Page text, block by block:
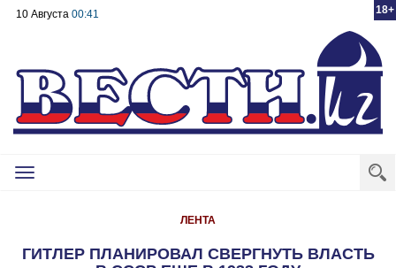
18+
10 Августа 00:41
Toggle
ЛЕНТА
ГИТЛЕР ПЛАНИРОВАЛ СВЕРГНУТЬ ВЛАСТЬ